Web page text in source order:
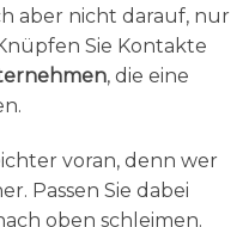
aber nicht darauf, nur
Sie Kontakte
, die eine
voran, denn wer
Passen Sie dabei
oben schleimen.